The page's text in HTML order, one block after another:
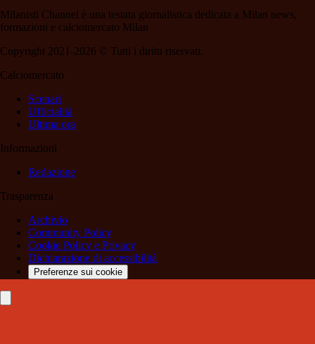
Milanisti Channel è una testata giornalistica dedicata a Milan news,
formazioni e calciomercato Milan
Copyright 2021-2026 © Tutti i diritti riservati.
Calciomercato
Scenari
Ufficialità
Ultima ora
Informazioni
Redazione
Trasparenza
Archivio
Community Policy
Cookie Policy e Privacy
Dichiarazione di accessibilità
Preferenze sui cookie